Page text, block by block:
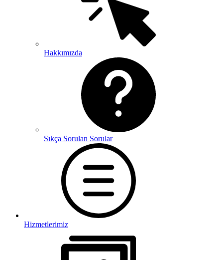
Hakkımızda
Sıkça Sorulan Sorular
Hizmetlerimiz